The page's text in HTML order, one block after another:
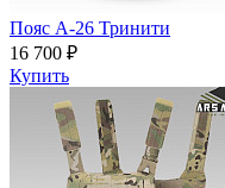
Пояс A-26 Тринити
16 700 ₽
Купить